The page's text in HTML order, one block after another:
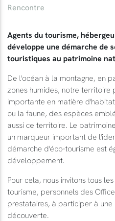
Rencontre
Agents du tourisme,
développe une démarche de
touristiques au patrimoine
De l'océan à la montagne, en
zones humides, notre territoire
importante en matière
ou la faune, des espèces
aussi ce territoire. Le
un marqueur important de
démarche d'éco-tourisme est
développement.
Pour cela, nous invitons tous
tourisme, personnels des
prestataires, à participer à
découverte.